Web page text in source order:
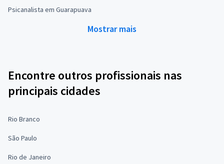
Psicanalista em Guarapuava
Mostrar mais
Encontre outros profissionais nas
principais cidades
Rio Branco
São Paulo
Rio de Janeiro